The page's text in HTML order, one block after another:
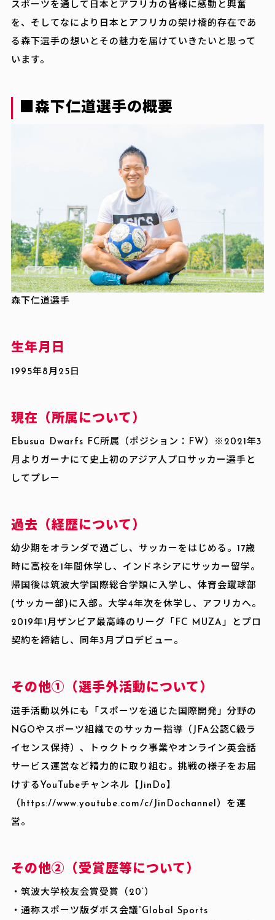
About us
News
Service
AI & Web
Recruit
スポーツを通して日本とアフリカの皆様に感動と興奮
を、そしてなにより日本とアフリカの架け橋的存在であ
る森下選手の想いとその魅力を届けていきたいと思って
います。
■森下仁道選手の概要
森下仁道選手
生年月日
1995年8月25日
現在（所属について）
Ebusua Dwarfs FC所属（ポジション：FW）※2021年3
月よりガーナにて史上初のアジア人プロサッカー選手と
してプレー
過去（経歴について）
幼少期をオランダで過ごし、サッカーをはじめる。17歳
時に高校を1年間休学し、インドネシアにサッカー留学。
帰国後は筑波大学国際総合学類に入学し、体育会蹴球部
(サッカー部)に入部。大学4年次を休学し、アフリカへ。
2019年1月ザンビア最高峰のリーグ「FC MUZA」とプロ
契約を締結し、同年3月プロデビュー。
その他①（選手外活動について）
選手活動以外にも「スポーツを通じた国際開発」分野の
NGOやスポーツ組織でのサッカー指導（JFA公認C級ラ
イセンス保持）、トゥクトゥク事業やオンライン英会話
サービス運営など精力的に取り組む。挑戦の様子をお届
けするYouTubeチャンネル【JinDo】
（https://www.youtube.com/c/JinDochannel）を運
営。
その他②（受賞歴等について）
・筑波大学校友会賞受賞（20’）
・通称スポーツ版ダボス会議”Global Sports